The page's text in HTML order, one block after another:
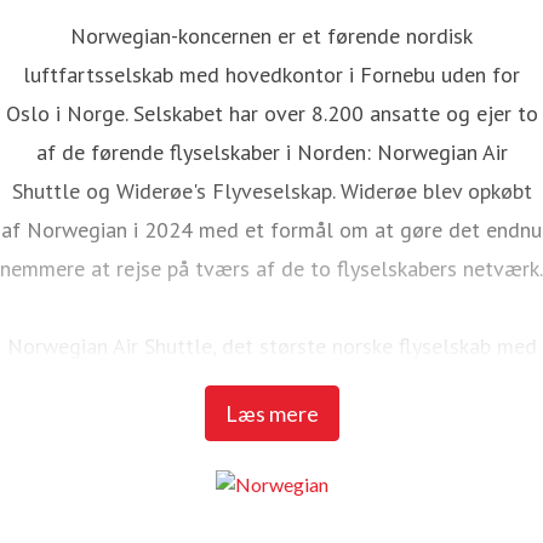
luftfartsindustrien.
Følg Norwegian på Facebook,Twitter,Instagram,
TikTok,LinkedInogYouTube.
Læs mere
Norwegian-koncernen er et førende nordisk
luftfartsselskab med hovedkontor i Fornebu uden for
Oslo i Norge. Selskabet har over 8.200 ansatte og ejer to
af de førende flyselskaber i Norden: Norwegian Air
Shuttle og Widerøe's Flyveselskap. Widerøe blev opkøbt
af Norwegian i 2024 med et formål om at gøre det endnu
nemmere at rejse på tværs af de to flyselskabers netværk.
Norwegian Air Shuttle, det største norske flyselskab med
omkring 4.700 ansatte, tilbyder et omfattende
rutenetværk, der forbinder de nordiske lande med et bredt
Norwegian over 22,6 millioner passagerer og havde en